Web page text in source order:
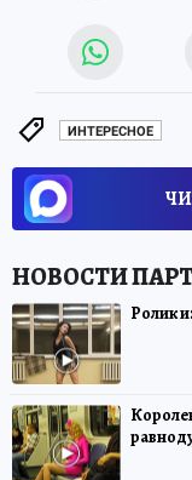
ИНТЕРЕСНОЕ
Ролик